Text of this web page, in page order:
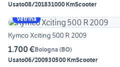
Usato08/201831000 KmScooter
Vetrina
Kymco Xciting 500 R 2009
1.700 €Bologna (BO)
Usato06/200930500 KmScooter